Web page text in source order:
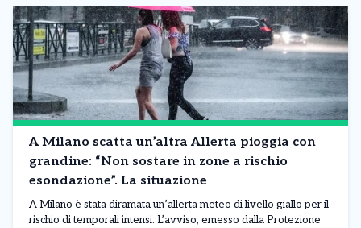
A Milano scatta un’altra Allerta pioggia con
grandine: “Non sostare in zone a rischio
esondazione”. La situazione
A Milano è stata diramata un’allerta meteo di livello giallo per il
rischio di temporali intensi. L’avviso, emesso dalla Protezione